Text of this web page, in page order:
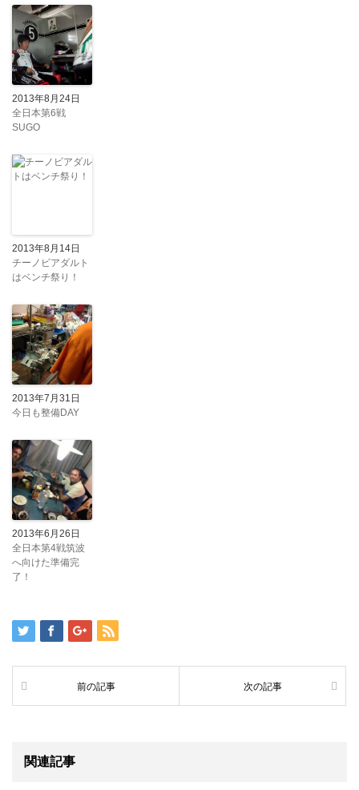
2013年8月24日
全日本第6戦
SUGO
2013年8月14日
チーノビアダルト
はベンチ祭り！
2013年7月31日
今日も整備DAY
2013年6月26日
全日本第4戦筑波
へ向けた準備完
了！
前の記事 次の記事
関連記事